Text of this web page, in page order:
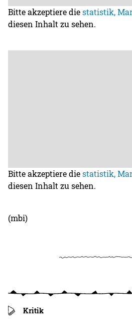
Bitte akzeptiere diestatistik,
diesen Inhalt zu sehen.
Bitte akzeptiere diestatistik,
diesen Inhalt zu sehen.
(mbi)
Kritik